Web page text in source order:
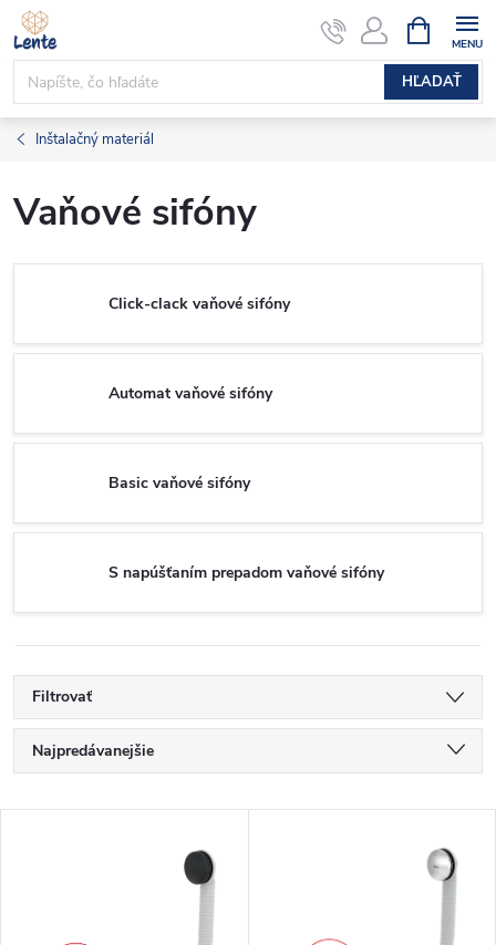
Prejsť
na
obsah
HĽADAŤ
KOŠÍK
Inštalačný materiál
Vaňové sifóny
Click-clack vaňové sifóny
Automat vaňové sifóny
Basic vaňové sifóny
S napúšťaním prepadom vaňové sifóny
Filtrovať
R
a
Najpredávanejšie